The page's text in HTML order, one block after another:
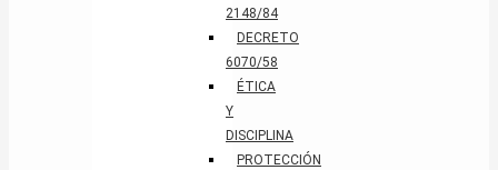
2148/84
DECRETO
6070/58
ÉTICA
Y
DISCIPLINA
PROTECCIÓN